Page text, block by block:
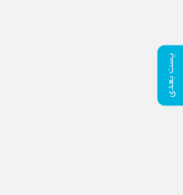
پست بعدی